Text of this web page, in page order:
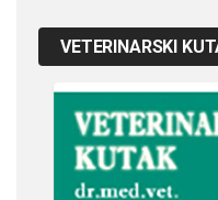
VETERINARSKI